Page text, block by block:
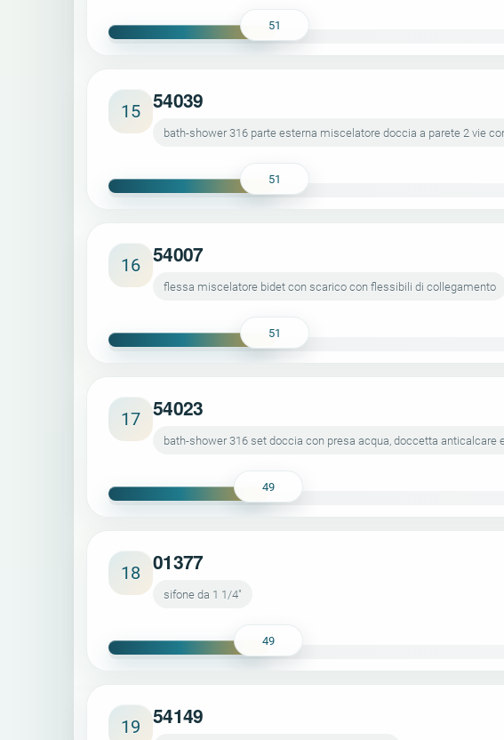
51
15 54039
bath-shower 316 parte esterna miscelatore doccia a parete 2 vie
51
16 54007
flessa miscelatore bidet con scarico con flessibili di collegamento
51
17 54023
bath-shower 316 set doccia con presa acqua, doccetta anticalcare
49
18 01377
sifone da 1 1/4"
49
19 54149